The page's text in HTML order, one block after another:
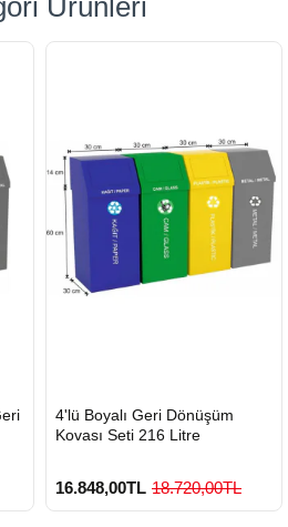
Ürünleri
HIZLI
GÖNDERİ
4'lü Boyalı Geri Dönüşüm
Kovası Seti 216 Litre
16.848,00TL 18.720,00TL